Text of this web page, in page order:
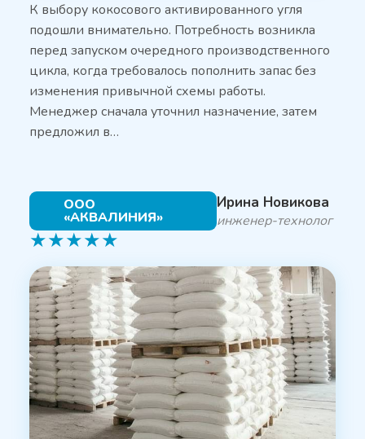
К выбору кокосового активированного угля
подошли внимательно. Потребность возникла
перед запуском очередного производственного
цикла, когда требовалось пополнить запас без
изменения привычной схемы работы.
Менеджер сначала уточнил назначение, затем
предложил в…
ООО
«АКВАЛИНИЯ»
Ирина Новикова
инженер-технолог
★★★★★